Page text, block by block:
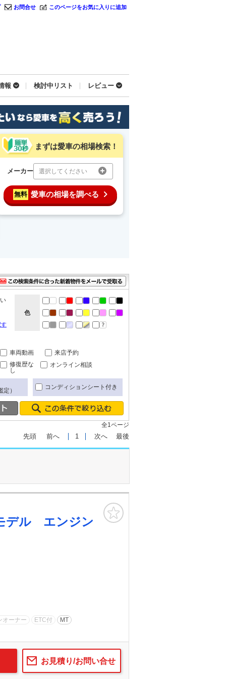
お問合せ このページをお気に入りに追加
報 検討中リスト レビュー
まずは愛車の相場検索！
メーカー 選択してください
無料 愛車の相場を調べる
す
色
車両動画
来店予約
修復歴な
し
オンライン相談
） コンディションシート付き
全1ページ
先頭 前へ 1 次へ 最後
デル エンジン
オーナー ETC付 MT
お見積り/お問い合せ